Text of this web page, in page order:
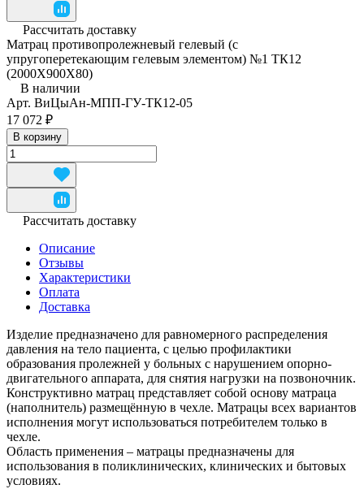
Рассчитать доставку
Матрац противопролежневый гелевый (с
упругоперетекающим гелевым элементом) №1 ТК12
(2000Х900Х80)
В наличии
Арт. ВиЦыАн-МПП-ГУ-ТК12-05
17 072 ₽
В корзину
Рассчитать доставку
Описание
Отзывы
Характеристики
Оплата
Доставка
Изделие предназначено для равномерного распределения
давления на тело пациента, с целью профилактики
образования пролежней у больных с нарушением опорно-
двигательного аппарата, для снятия нагрузки на позвоночник.
Конструктивно матрац представляет собой основу матраца
(наполнитель) размещённую в чехле. Матрацы всех вариантов
исполнения могут использоваться потребителем только в
чехле.
Область применения – матрацы предназначены для
использования в поликлинических, клинических и бытовых
условиях.